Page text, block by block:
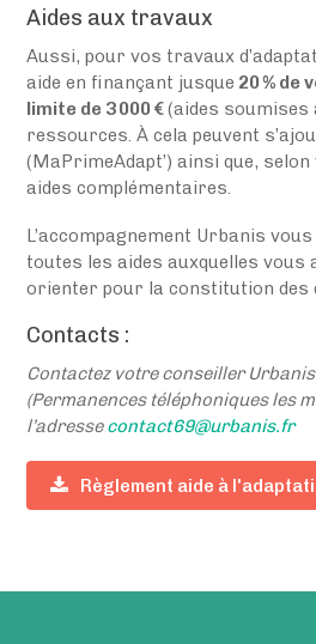
Aides aux travaux
Aussi, pour vos travaux
aide en finançant jusque 20 % de
limite de 3 000 €(aides soumises
ressources. À cela peuvent
(MaPrimeAdapt’) ainsi que,
aides complémentaires.
L’accompagnement Urbanis
toutes les aides auxquelles vous
orienter pour la constitution des
Contacts :
Contactez votre conseiller Urbanis
(Permanences téléphoniques les
l’adressecontact69@urbanis.fr
Règlement aide à